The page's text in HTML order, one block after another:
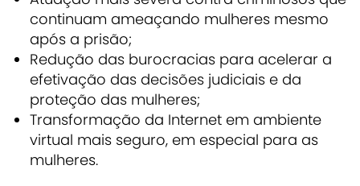
continuam ameaçando mulheres mesmo
após a prisão;
Redução das burocracias para acelerar a
efetivação das decisões judiciais e da
proteção das mulheres;
Transformação da Internet em ambiente
virtual mais seguro, em especial para as
mulheres.